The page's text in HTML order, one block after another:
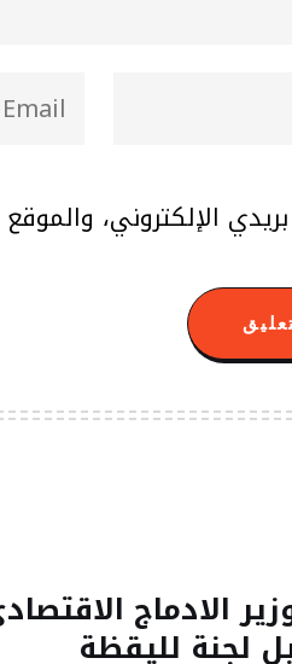
الإلكتروني،
الادماج
لجنة لليقظة